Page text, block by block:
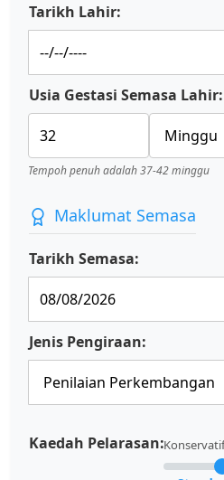
Tarikh Lahir:
Usia Gestasi Semasa Lahir:
Tempoh penuh adalah 37-42 minggu
Maklumat Semasa
Tarikh Semasa:
Jenis Pengiraan:
Kaedah Pelarasan:Konservatif